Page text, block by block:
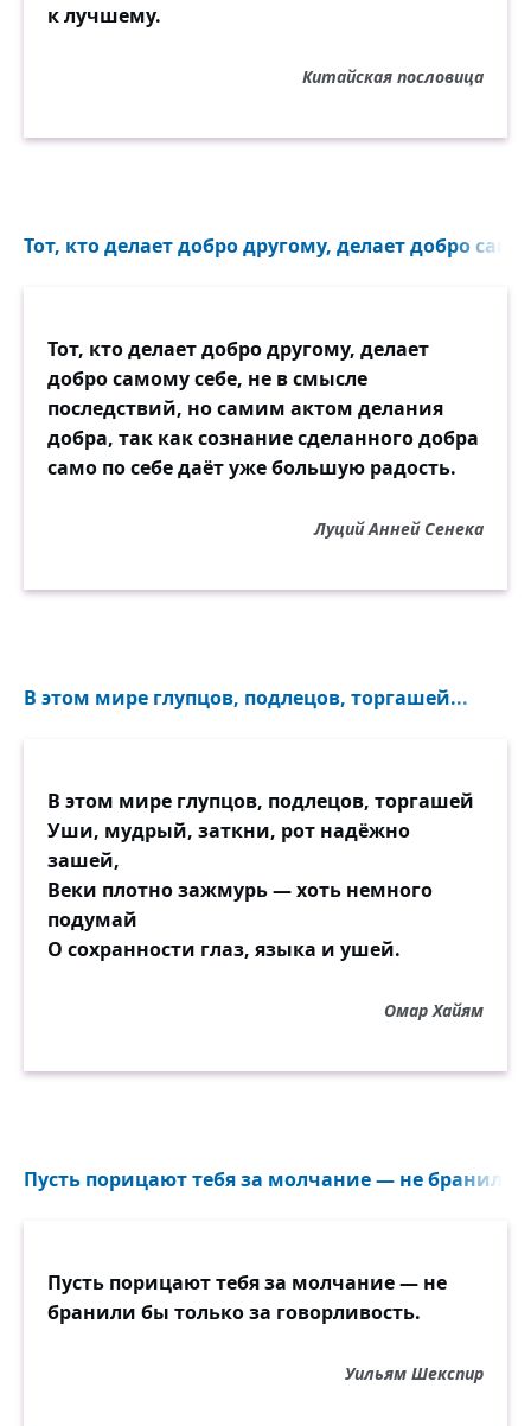
к лучшему.
Китайская пословица
Тот, кто делает добро другому, делает добро
Тот, кто делает добро другому, делает
добро самому себе, не в смысле
последствий, но самим актом делания
добра, так как сознание сделанного добра
само по себе даёт уже большую радость.
Луций Анней Сенека
В этом мире глупцов, подлецов, торгашей...
В этом мире глупцов, подлецов, торгашей
Уши, мудрый, заткни, рот надёжно
зашей,
Веки плотно зажмурь — хоть немного
подумай
О сохранности глаз, языка и ушей.
Омар Хайям
Пусть порицают тебя за молчание — не бранили
Пусть порицают тебя за молчание — не
бранили бы только за говорливость.
Уильям Шекспир